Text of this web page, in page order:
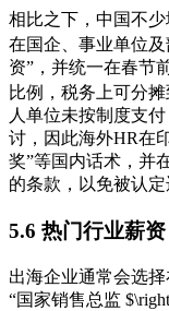
相比之下，中国不
在国企、事业单位
资”，并统一在春节
比例，税务上可分
人单位未按制度支
讨，因此海外HR在
奖”等国内话术，并
的条款，以免被认定
5.6 热门行业薪资
出海企业通常会选
“国家销售总监